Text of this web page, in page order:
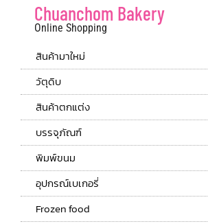
Chuanchom Bakery
Online Shopping
สินค้ามาใหม่
วัตุดิบ
สินค้าตกแต่ง
บรรจุภัณฑ์
พิมพ์ขนม
อุปกรณ์เบเกอรี่
Frozen food